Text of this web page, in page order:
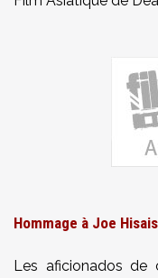
Hommage à Joe
Les aficionados de